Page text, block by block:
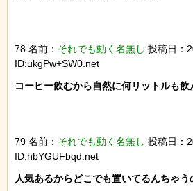
78 名前： それでも動く名無し 投稿日：
ID:ukgPw+SW0.net
コーヒー飲むから自然に何リットルも飲
79 名前： それでも動く名無し 投稿日：
ID:hbYGUFbqd.net
人気あるからどこでも置いてるんちゃう